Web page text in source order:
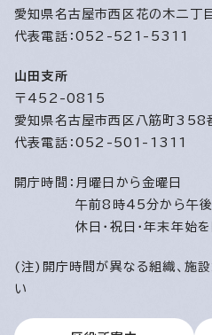
愛知県名古屋市西区花の木二丁
代表電話：052-521-5311
山田支所
〒452-0815
愛知県名古屋市西区八筋町358
代表電話：052-501-1311
開庁時間： 月曜日から金曜日
午前8時45分から午
休日・祝日・年末年始を
(注)開庁時間が異なる組織、施
い